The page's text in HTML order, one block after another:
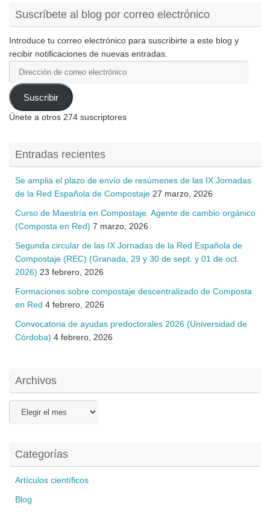
Suscríbete al blog por correo electrónico
Introduce tu correo electrónico para suscribirte a este blog y
recibir notificaciones de nuevas entradas.
Dirección
de
correo
electrónico
Suscribir
Únete a otros 274 suscriptores
Entradas recientes
Se amplia el plazo de envío de resúmenes de las IX Jornadas
de la Red Española de Compostaje 27 marzo, 2026
Curso de Maestría en Compostaje. Agente de cambio orgánico
(Composta en Red) 7 marzo, 2026
Segunda circular de las IX Jornadas de la Red Española de
Compostaje (REC) (Granada, 29 y 30 de sept. y 01 de oct.
2026) 23 febrero, 2026
Formaciones sobre compostaje descentralizado de Composta
en Red 4 febrero, 2026
Convocatoria de ayudas predoctorales 2026 (Universidad de
Córdoba) 4 febrero, 2026
Archivos
Categorías
Artículos científicos
Blog